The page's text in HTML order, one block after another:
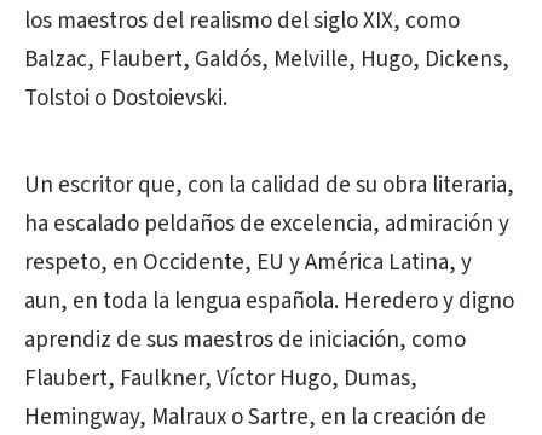
los maestros del realismo del siglo XIX, como
Balzac, Flaubert, Galdós, Melville, Hugo, Dickens,
Tolstoi o Dostoievski.
Un escritor que, con la calidad de su obra literaria,
ha escalado peldaños de excelencia, admiración y
respeto, en Occidente, EU y América Latina, y
aun, en toda la lengua española. Heredero y digno
aprendiz de sus maestros de iniciación, como
Flaubert, Faulkner, Víctor Hugo, Dumas,
Hemingway, Malraux o Sartre, en la creación de